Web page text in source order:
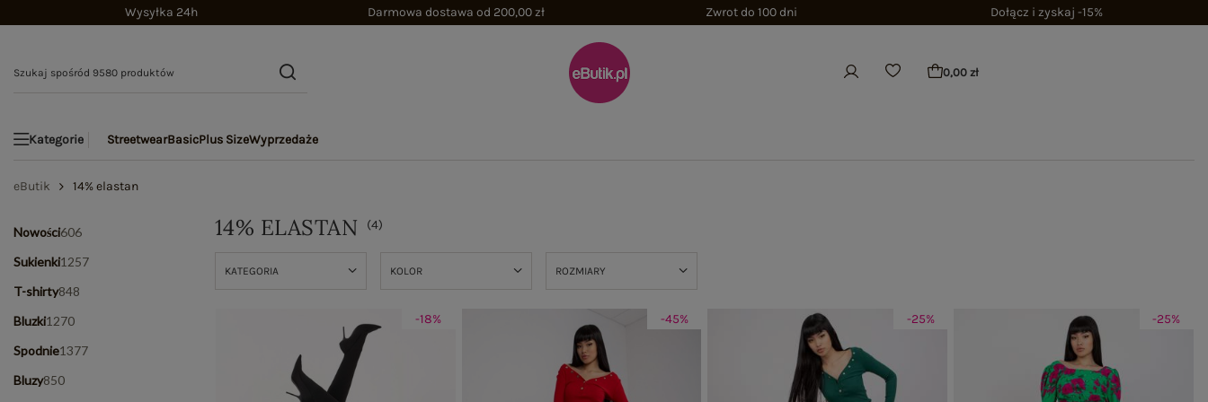
Wysyłka 24h Darmowa dostawa od 200,00 zł Zwrot do 100 dni Dołącz i zyskaj -15%
0,00 zł
Kategorie StreetwearBasicPlus SizeWyprzedaże
eButik 14% elastan
Nowości606
Sukienki1257
T-shirty848
Bluzki1270
Spodnie1377
Bluzy850
14% ELASTAN (4)
KATEGORIA KOLOR ROZMIARY
-18% -45% -25% -25%